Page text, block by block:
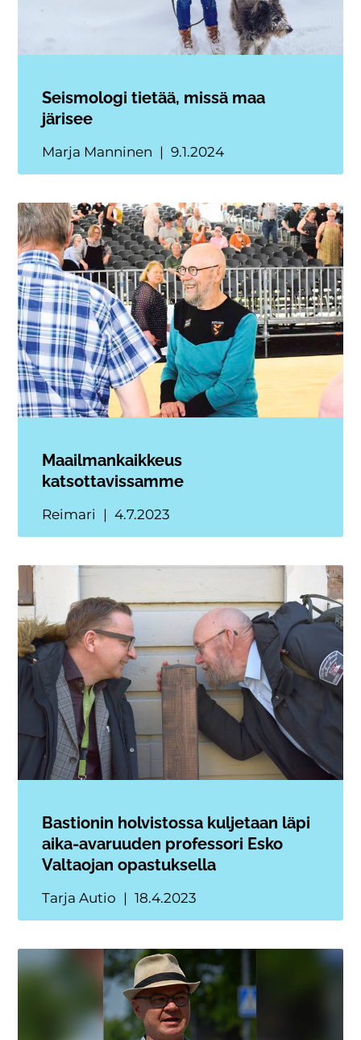
Seismologi tietää, missä maa
järisee
Marja Manninen 9.1.2024
Maailmankaikkeus
katsottavissamme
Reimari 4.7.2023
Bastionin holvistossa kuljetaan läpi
aika-avaruuden professori Esko
Valtaojan opastuksella
Tarja Autio 18.4.2023